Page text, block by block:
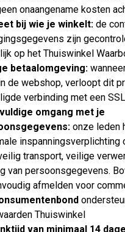
onaangename kosten
bij wie je winkelt:de
zijn
op het Thuiswinkel
betaalomgeving:
de webshop, verloopt dit
verbinding met een
omgang met je
onze leden
inspanningsverplichting
transport, veilige
van persoonsgegevens.
afmelden voor
Thuiswinkel
van minimaal 14